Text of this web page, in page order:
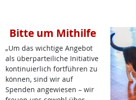
Bitte um Mithilfe
„Um das wichtige Angebot
als überparteiliche Initiative
kontinuierlich fortführen zu
können, sind wir auf
Spenden angewiesen – wir